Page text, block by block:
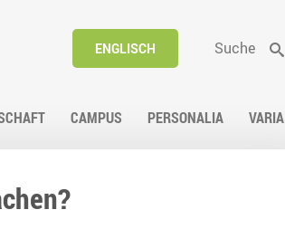
ENGLISCH Suche
CAMPUS PERSONALIA VARIA